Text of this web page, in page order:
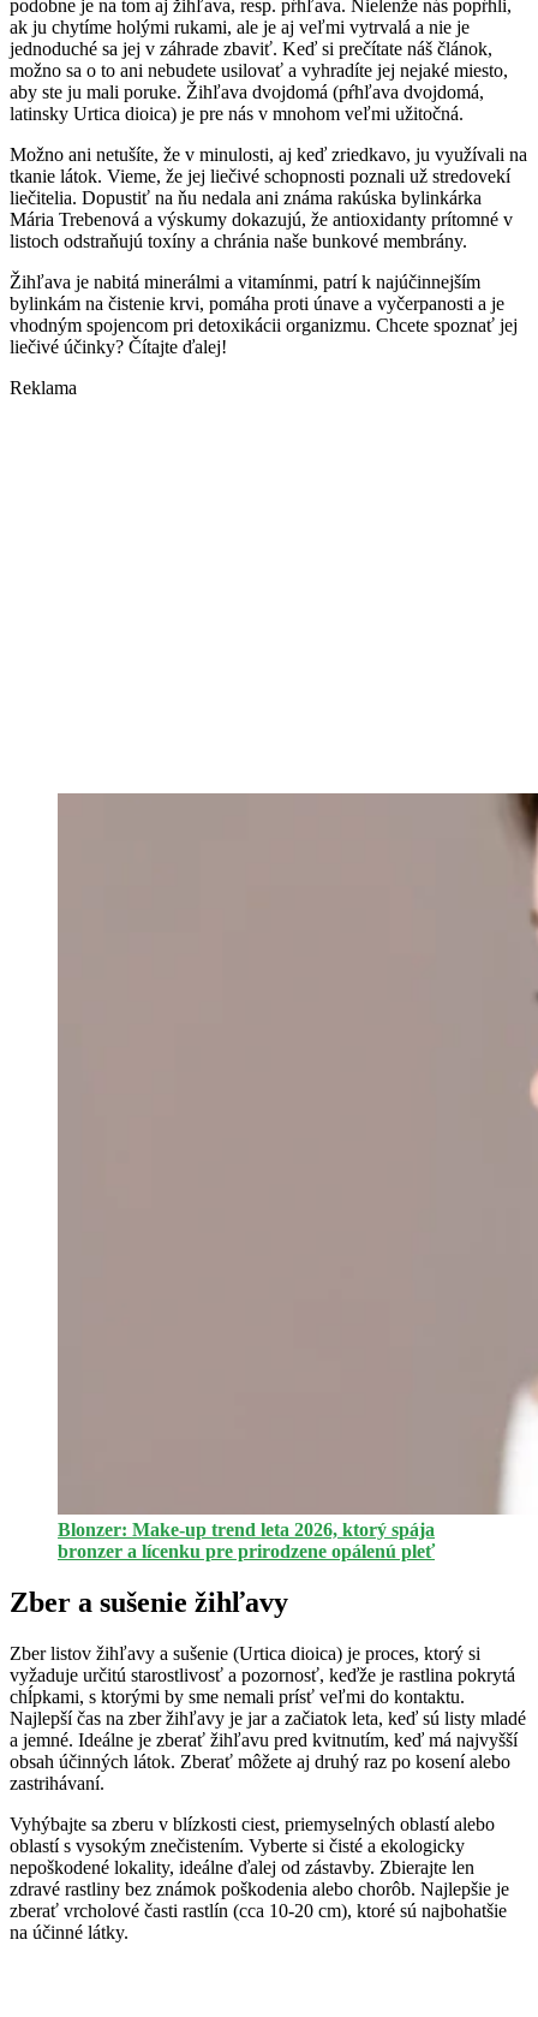
podobne je na tom aj žihľava, resp. pŕhľava. Nielenže nás popŕhli,
ak ju chytíme holými rukami, ale je aj veľmi vytrvalá a nie je
jednoduché sa jej v záhrade zbaviť. Keď si prečítate náš článok,
možno sa o to ani nebudete usilovať a vyhradíte jej nejaké miesto,
aby ste ju mali poruke. Žihľava dvojdomá (pŕhľava dvojdomá,
latinsky Urtica dioica) je pre nás v mnohom veľmi užitočná.
Možno ani netušíte, že v minulosti, aj keď zriedkavo, ju využívali na
tkanie látok. Vieme, že jej liečivé schopnosti poznali už stredovekí
liečitelia. Dopustiť na ňu nedala ani známa rakúska bylinkárka
Mária Trebenová a výskumy dokazujú, že antioxidanty prítomné v
listoch odstraňujú toxíny a chránia naše bunkové membrány.
Žihľava je nabitá minerálmi a vitamínmi, patrí k najúčinnejším
bylinkám na čistenie krvi, pomáha proti únave a vyčerpanosti a je
vhodným spojencom pri detoxikácii organizmu. Chcete spoznať jej
liečivé účinky? Čítajte ďalej!
Reklama
Blonzer: Make-up trend leta 2026, ktorý spája
bronzer a lícenku pre prirodzene opálenú pleť
Zber a sušenie žihľavy
Zber listov žihľavy a sušenie (Urtica dioica) je proces, ktorý si
vyžaduje určitú starostlivosť a pozornosť, keďže je rastlina pokrytá
chĺpkami, s ktorými by sme nemali prísť veľmi do kontaktu.
Najlepší čas na zber žihľavy je jar a začiatok leta, keď sú listy mladé
a jemné. Ideálne je zberať žihľavu pred kvitnutím, keď má najvyšší
obsah účinných látok. Zberať môžete aj druhý raz po kosení alebo
zastrihávaní.
Vyhýbajte sa zberu v blízkosti ciest, priemyselných oblastí alebo
oblastí s vysokým znečistením. Vyberte si čisté a ekologicky
nepoškodené lokality, ideálne ďalej od zástavby. Zbierajte len
zdravé rastliny bez známok poškodenia alebo chorôb. Najlepšie je
zberať vrcholové časti rastlín (cca 10-20 cm), ktoré sú najbohatšie
na účinné látky.